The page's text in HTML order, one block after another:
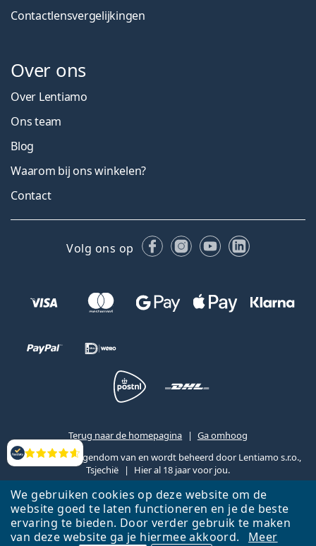
We gebruiken cookies op deze website om de
website goed te laten functioneren en je de beste
ervaring te bieden. Door verder gebruik te maken
van deze website ga je hiermee akkoord.
Meer
Beoordelingen
Contactlensvergelijkingen
Over ons
Over Lentiamo
Ons team
Blog
Waarom bij ons winkelen?
Contact
Volg ons op FacebookInstagram
YouTubeLinkedIn
Terug naar de homepagina
Ga omhoog
Lentiamo.nl is eigendom van en wordt beheerd door Lentiamo s.r.o.,
Tsjechië
Hier al 18 jaar voor jou.